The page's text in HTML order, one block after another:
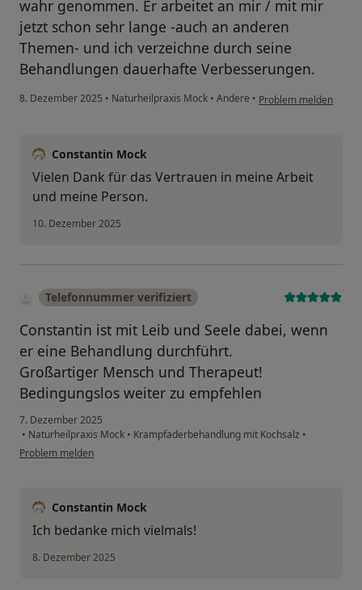
wahr genommen. Er arbeitet an mir / mit mir
jetzt schon sehr lange -auch an anderen
Themen- und ich verzeichne durch seine
Behandlungen dauerhafte Verbesserungen.
8. Dezember 2025 • Naturheilpraxis Mock • Andere • Problem melden
Constantin Mock
Vielen Dank für das Vertrauen in meine Arbeit
und meine Person.
10. Dezember 2025
Telefonnummer verifiziert
Constantin ist mit Leib und Seele dabei, wenn
er eine Behandlung durchführt.
Großartiger Mensch und Therapeut!
Bedingungslos weiter zu empfehlen
7. Dezember 2025
• Naturheilpraxis Mock • Krampfaderbehandlung mit Kochsalz •
Problem melden
Constantin Mock
Ich bedanke mich vielmals!
8. Dezember 2025